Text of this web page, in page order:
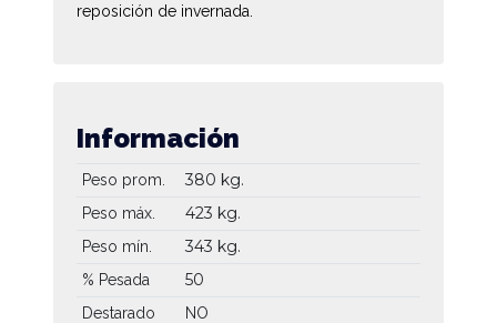
reposición de invernada.
Información
Peso prom. 380 kg.
Peso máx. 423 kg.
Peso mín. 343 kg.
% Pesada 50
Destarado
NO